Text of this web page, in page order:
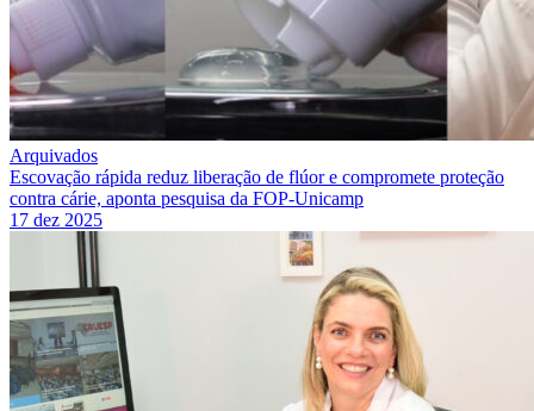
Arquivados
Escovação rápida reduz liberação de flúor e compromete proteção
contra cárie, aponta pesquisa da FOP-Unicamp
17 dez 2025